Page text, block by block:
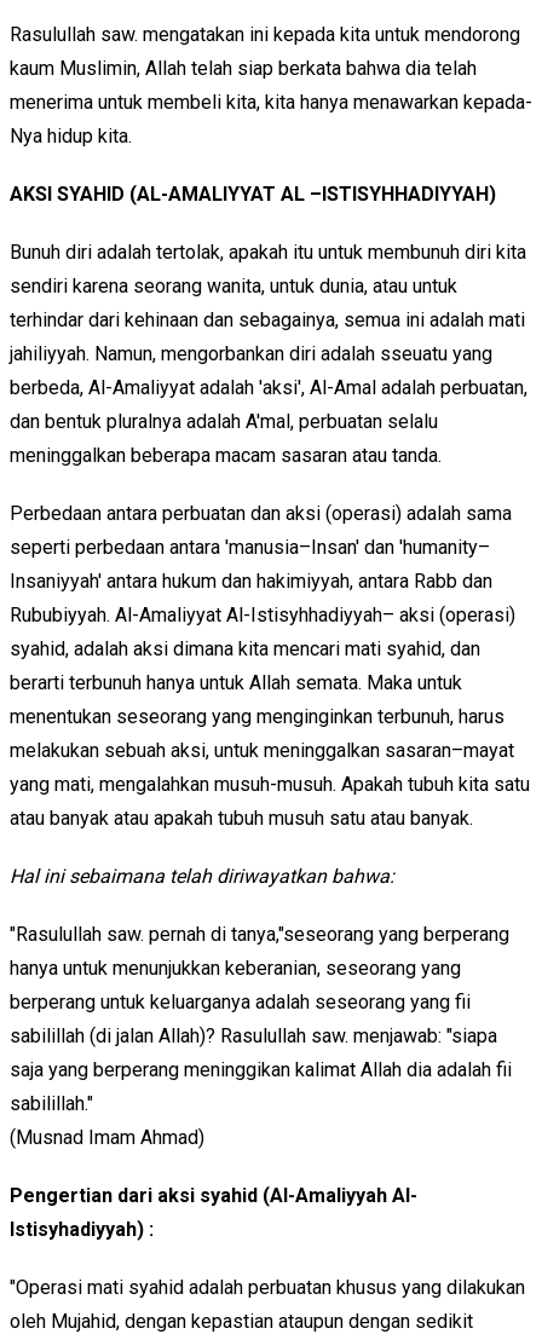
Rasulullah saw. mengatakan ini kepada kita untuk mendorong
kaum Muslimin, Allah telah siap berkata bahwa dia telah
menerima untuk membeli kita, kita hanya menawarkan kepada-
Nya hidup kita.
AKSI SYAHID (AL-AMALIYYAT AL –ISTISYHHADIYYAH)
Bunuh diri adalah tertolak, apakah itu untuk membunuh diri kita
sendiri karena seorang wanita, untuk dunia, atau untuk
terhindar dari kehinaan dan sebagainya, semua ini adalah mati
jahiliyyah. Namun, mengorbankan diri adalah sseuatu yang
berbeda, Al-Amaliyyat adalah 'aksi', Al-Amal adalah perbuatan,
dan bentuk pluralnya adalah A'mal, perbuatan selalu
meninggalkan beberapa macam sasaran atau tanda.
Perbedaan antara perbuatan dan aksi (operasi) adalah sama
seperti perbedaan antara 'manusia–Insan' dan 'humanity–
Insaniyyah' antara hukum dan hakimiyyah, antara Rabb dan
Rububiyyah. Al-Amaliyyat Al-Istisyhhadiyyah– aksi (operasi)
syahid, adalah aksi dimana kita mencari mati syahid, dan
berarti terbunuh hanya untuk Allah semata. Maka untuk
menentukan seseorang yang menginginkan terbunuh, harus
melakukan sebuah aksi, untuk meninggalkan sasaran–mayat
yang mati, mengalahkan musuh-musuh. Apakah tubuh kita satu
atau banyak atau apakah tubuh musuh satu atau banyak.
Hal ini sebaimana telah diriwayatkan bahwa:
"Rasulullah saw. pernah di tanya,"seseorang yang berperang
hanya untuk menunjukkan keberanian, seseorang yang
berperang untuk keluarganya adalah seseorang yang fii
sabilillah (di jalan Allah)? Rasulullah saw. menjawab: "siapa
saja yang berperang meninggikan kalimat Allah dia adalah fii
sabilillah."
(Musnad Imam Ahmad)
Pengertian dari aksi syahid (Al-Amaliyyah Al-
Istisyhadiyyah) :
"Operasi mati syahid adalah perbuatan khusus yang dilakukan
oleh Mujahid, dengan kepastian ataupun dengan sedikit